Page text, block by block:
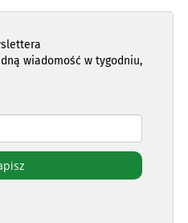
wiadomość w tygodniu,